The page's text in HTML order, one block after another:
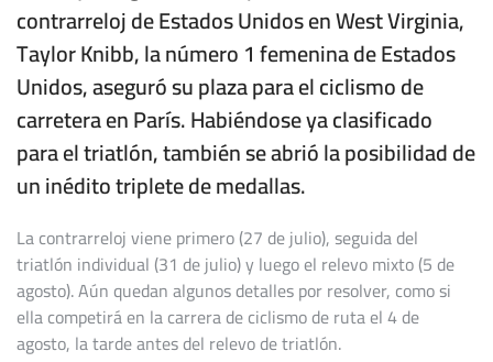
contrarreloj de Estados Unidos en West Virginia,
Taylor Knibb, la número 1 femenina de Estados
Unidos, aseguró su plaza para el ciclismo de
carretera en París. Habiéndose ya clasificado
para el triatlón, también se abrió la posibilidad de
un inédito triplete de medallas.
La contrarreloj viene primero (27 de julio), seguida del
triatlón individual (31 de julio) y luego el relevo mixto (5 de
agosto). Aún quedan algunos detalles por resolver, como si
ella competirá en la carrera de ciclismo de ruta el 4 de
agosto, la tarde antes del relevo de triatlón.